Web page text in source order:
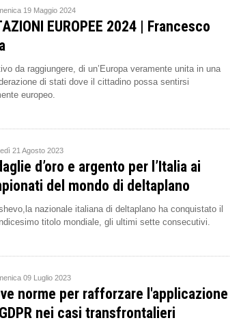
19 Maggio 2024
EUROPEE 2024 | Francesco
da raggiungere, di un’Europa veramente unita in una
di stati dove il cittadino possa sentirsi
europeo.
21 Agosto 2023
d’oro e argento per l’Italia ai
del mondo di deltaplano
nazionale italiana di deltaplano ha conquistato il
titolo mondiale, gli ultimi sette consecutivi.
09 Luglio 2023
norme per rafforzare l'applicazione
nei casi transfrontalieri